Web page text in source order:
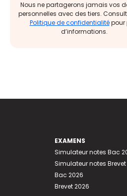
Nous ne partagerons jamais vos
personnelles avec des tiers.
Politique de confidentialitépour
d’informations.
EXAMENS
Simulateur notes Bac
Simulateur notes Brevet
Bac 2026
Brevet 2026